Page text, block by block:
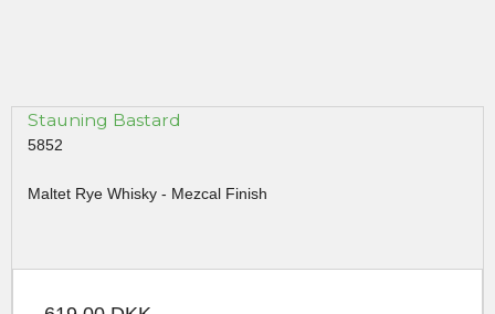
Stauning Bastard
5852
Maltet Rye Whisky - Mezcal Finish